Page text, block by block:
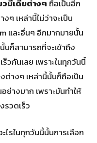
วมีเดียต่างๆถือเป็นอีก
ๆ เหล่านี้ไม่ว่าจะเป็น
และอื่นๆ อีกมากมายนั้น
นก็สามารถที่จะเข้าถึง
วกันเลย เพราะในทุกวันนี้
ต่างๆ เหล่านี้นั้นก็ถือเป็น
างมาก เพราะมันทำให้
รวดเร็ว
ไรในทุกวันนี้นั้นการเลือก